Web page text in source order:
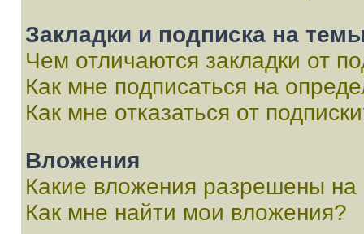
Закладки и подписка на
Чем отличаются закладки от
Как мне подписаться на
Как мне отказаться от
Вложения
Какие вложения разрешены
Как мне найти мои вложения?